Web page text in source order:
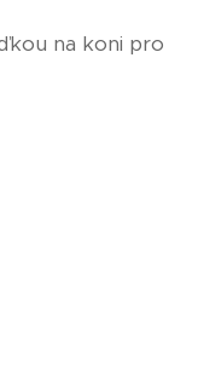
na koni pro